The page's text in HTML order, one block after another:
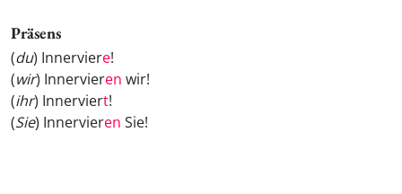
Präsens
(du) Innerviere!
(wir) Innervieren wir!
(ihr) Innerviert!
(Sie) Innervieren Sie!